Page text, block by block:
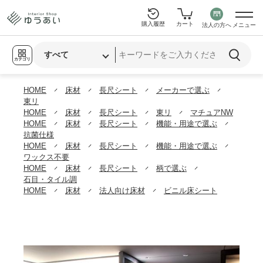
カテゴリ
購入履歴 カート 法人の方へ メニュー
HOME 床材 長尺シート
メーカーで選ぶ
東リ
HOME
床材 長尺シート 東リ
マチュアNW
HOME
床材 長尺シート
機能・用途で選ぶ
抗菌仕様
HOME
床材 長尺シート
機能・用途で選ぶ
ワックス不要
HOME
床材 長尺シート
柄で選ぶ
石目・タイル調
HOME
床材 法人向け床材 ビニル床シート